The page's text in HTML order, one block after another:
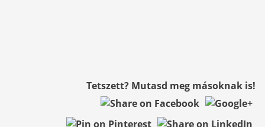
Tetszett? Mutasd meg másoknak is!